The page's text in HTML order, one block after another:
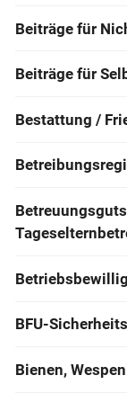
Beiträge für
Beiträge für
Bestattung /
BFU-
Bienen,